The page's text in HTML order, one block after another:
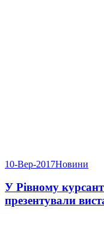
10-Вер-2017Новини
У Рівному
презентували